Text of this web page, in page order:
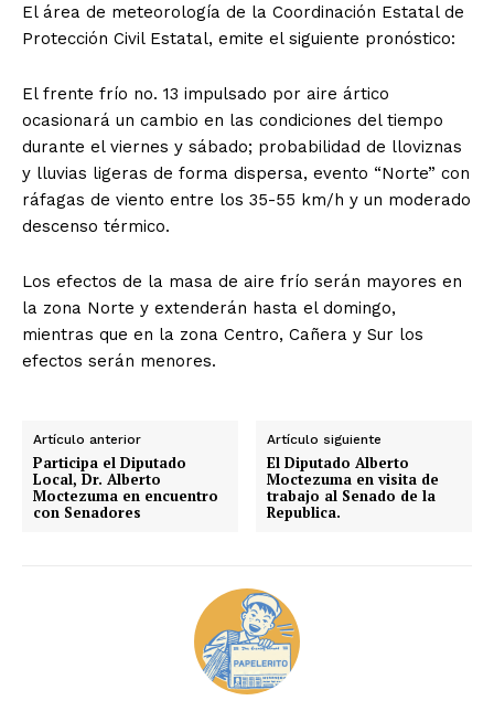
El área de meteorología de la Coordinación Estatal de
Protección Civil Estatal, emite el siguiente pronóstico:
El frente frío no. 13 impulsado por aire ártico
ocasionará un cambio en las condiciones del tiempo
durante el viernes y sábado; probabilidad de lloviznas
y lluvias ligeras de forma dispersa, evento “Norte” con
ráfagas de viento entre los 35-55 km/h y un moderado
descenso térmico.
Los efectos de la masa de aire frío serán mayores en
la zona Norte y extenderán hasta el domingo,
mientras que en la zona Centro, Cañera y Sur los
efectos serán menores.
Artículo anterior
Participa el Diputado
Local, Dr. Alberto
Moctezuma en encuentro
con Senadores
Artículo siguiente
El Diputado Alberto
Moctezuma en visita de
trabajo al Senado de la
Republica.